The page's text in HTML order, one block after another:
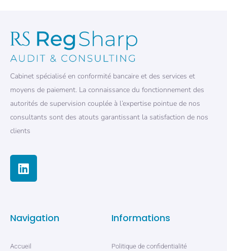
Cabinet spécialisé en conformité bancaire et des services et
moyens de paiement. La connaissance du fonctionnement des
autorités de supervision couplée à l’expertise pointue de nos
consultants sont des atouts garantissant la satisfaction de nos
clients
Navigation
Accueil
Informations
Politique de confidentialité